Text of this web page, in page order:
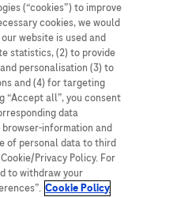
eller gyldig i ditt land.
tar noe ansvar for tilgang til
med noen gyldig juridisk
bruk i bostedslandet ditt.
andres innlegg, men
så langt det lar seg gjøre.
nettsider som det lenkes til.
for bruk annet sted er ikke
til annonsører, og slikt
rapportere bivirkninger eller
(“cookies”) to improve
cookies, we would
website is used and
statistics, (2) to provide
personalisation (3) to
and (4) for targeting
“Accept all”, you consent
data
information and
of personal data to third
Privacy Policy. For
to withdraw your
Cookie Policy